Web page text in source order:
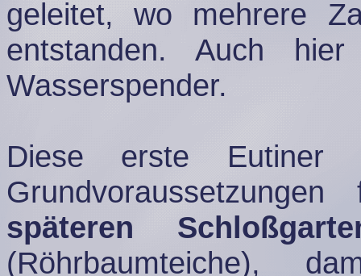
geleitet, wo mehrere
entstanden. Auch
Wasserspender.
Diese erste Eutiner
späteren
(Röhrbaumteiche),